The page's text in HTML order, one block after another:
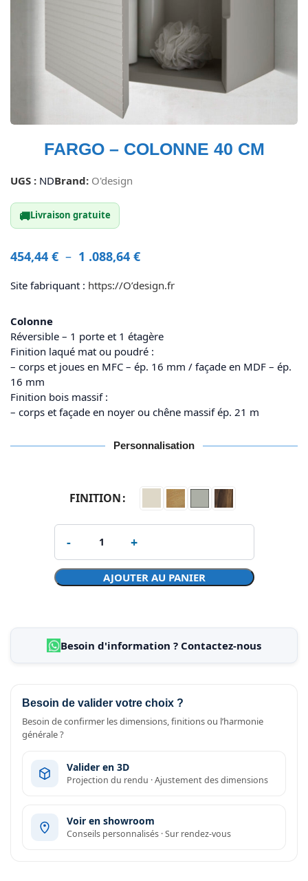
FARGO – COLONNE 40 CM
UGS : NDBrand: O'design
🚚Livraison gratuite
454,44 € – 1 .088,64 €
Site fabriquant : https://O’design.fr
Colonne
Réversible – 1 porte et 1 étagère
Finition laqué mat ou poudré :
– corps et joues en MFC – ép. 16 mm / façade en MDF – ép.
16 mm
Finition bois massif :
– corps et façade en noyer ou chêne massif ép. 21 m
Personnalisation
FINITION
AJOUTER AU PANIER
Besoin d'information ? Contactez-nous
Besoin de valider votre choix ?
Besoin de confirmer les dimensions, finitions ou l’harmonie
générale ?
Valider en 3D
Projection du rendu · Ajustement des dimensions
Voir en showroom
Conseils personnalisés · Sur rendez-vous